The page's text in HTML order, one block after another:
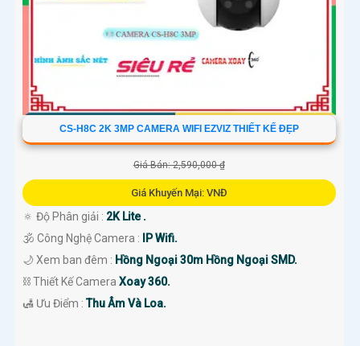
CS-H8C 2K 3MP CAMERA WIFI EZVIZ THIẾT KẾ ĐẸP
Giá Bán: 2,590,000 ₫
Giá Khuyến Mại: VNĐ
🔅 Độ Phân giải : 2K Lite .
🕉️ Công Nghệ Camera :
IP Wifi.
🌙 Xem ban đêm : Hồng Ngoại 30m Hồng Ngoại SMD.
⛓ Thiết Kế Camera Xoay 360.
️🛃 Ưu Điểm :Thu Âm Và Loa.